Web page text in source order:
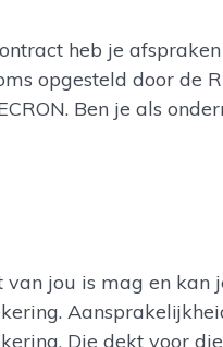
heb je
opgesteld door de
Ben je als
jou is mag en
Die dekt voor